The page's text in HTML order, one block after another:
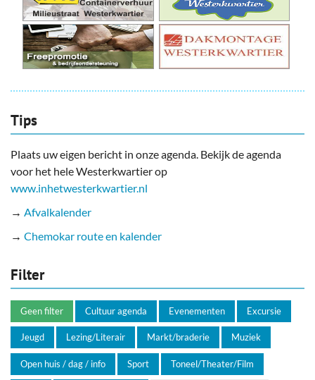
Tips
Plaats uw eigen bericht in onze agenda. Bekijk de agenda
voor het hele Westerkwartier op
www.inhetwesterkwartier.nl
→ Afvalkalender
→ Chemokar route en kalender
Filter
Geen filter Cultuur agenda Evenementen Excursie
Jeugd Lezing/Literair Markt/braderie Muziek
Open huis / dag / info Sport Toneel/Theater/Film